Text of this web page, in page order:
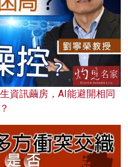
資訊繭房，AI能避開相同